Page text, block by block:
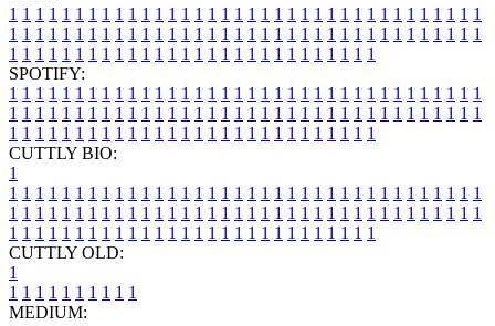
1 1 1 1 1 1 1 1 1 1 1 1 1 1 1 1 1 1 1 1 1 1 1 1 1 1 1 1 1 1 1 1 1 1 1 1
1 1 1 1 1 1 1 1 1 1 1 1 1 1 1 1 1 1 1 1 1 1 1 1 1 1 1 1 1 1 1 1 1 1 1 1
1 1 1 1 1 1 1 1 1 1 1 1 1 1 1 1 1 1 1 1 1 1 1 1 1 1 1 1
SPOTIFY:
1 1 1 1 1 1 1 1 1 1 1 1 1 1 1 1 1 1 1 1 1 1 1 1 1 1 1 1 1 1 1 1 1 1 1 1
1 1 1 1 1 1 1 1 1 1 1 1 1 1 1 1 1 1 1 1 1 1 1 1 1 1 1 1 1 1 1 1 1 1 1 1
1 1 1 1 1 1 1 1 1 1 1 1 1 1 1 1 1 1 1 1 1 1 1 1 1 1 1 1
CUTTLY BIO:
1
1 1 1 1 1 1 1 1 1 1 1 1 1 1 1 1 1 1 1 1 1 1 1 1 1 1 1 1 1 1 1 1 1 1 1 1
1 1 1 1 1 1 1 1 1 1 1 1 1 1 1 1 1 1 1 1 1 1 1 1 1 1 1 1 1 1 1 1 1 1 1 1
1 1 1 1 1 1 1 1 1 1 1 1 1 1 1 1 1 1 1 1 1 1 1 1 1 1 1 1
CUTTLY OLD:
1
1 1 1 1 1 1 1 1 1 1
MEDIUM: